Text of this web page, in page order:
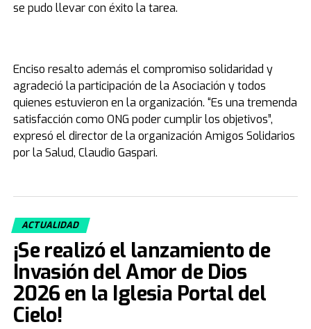
se pudo llevar con éxito la tarea.
Enciso resalto además el compromiso solidaridad y
agradeció la participación de la Asociación y todos
quienes estuvieron en la organización. “Es una tremenda
satisfacción como ONG poder cumplir los objetivos”,
expresó el director de la organización Amigos Solidarios
por la Salud, Claudio Gaspari.
ACTUALIDAD
¡Se realizó el lanzamiento de
Invasión del Amor de Dios
2026 en la Iglesia Portal del
Cielo!